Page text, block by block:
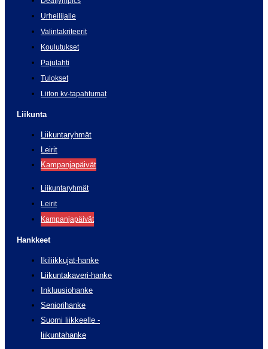
Urheilijalle
Valintakriteerit
Koulutukset
Pajulahti
Tulokset
Liiton kv-tapahtumat
Liikunta
Liikuntaryhmät
Leirit
Kampanjapäivät
Liikuntaryhmät
Leirit
Kampanjapäivät
Hankkeet
Ikiliikkujat-hanke
Liikuntakaveri-hanke
Inkluusiohanke
Seniorihanke
Suomi liikkeelle -
liikuntahanke